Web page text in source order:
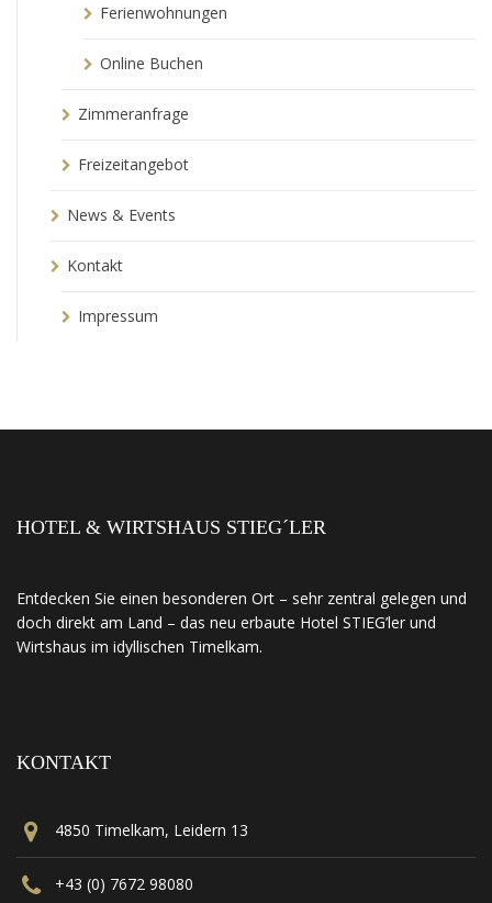
Ferienwohnungen
Online Buchen
Zimmeranfrage
Freizeitangebot
News & Events
Kontakt
Impressum
HOTEL & WIRTSHAUS STIEG´LER
Entdecken Sie einen besonderen Ort – sehr zentral gelegen und
doch direkt am Land – das neu erbaute Hotel STIEG’ler und
Wirtshaus im idyllischen Timelkam.
KONTAKT
4850 Timelkam, Leidern 13
+43 (0) 7672 98080